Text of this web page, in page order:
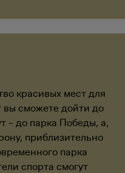
красивых мест для
вы сможете дойти до
– до парка Победы, а,
приблизительно
парка
спорта смогут